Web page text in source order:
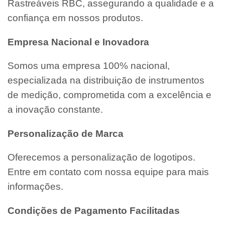
Rastreáveis RBC, assegurando a qualidade e a
confiança em nossos produtos.
Empresa Nacional e Inovadora
Somos uma empresa 100% nacional,
especializada na distribuição de instrumentos
de medição, comprometida com a excelência e
a inovação constante.
Personalização de Marca
Oferecemos a personalização de logotipos.
Entre em contato com nossa equipe para mais
informações.
Condições de Pagamento Facilitadas